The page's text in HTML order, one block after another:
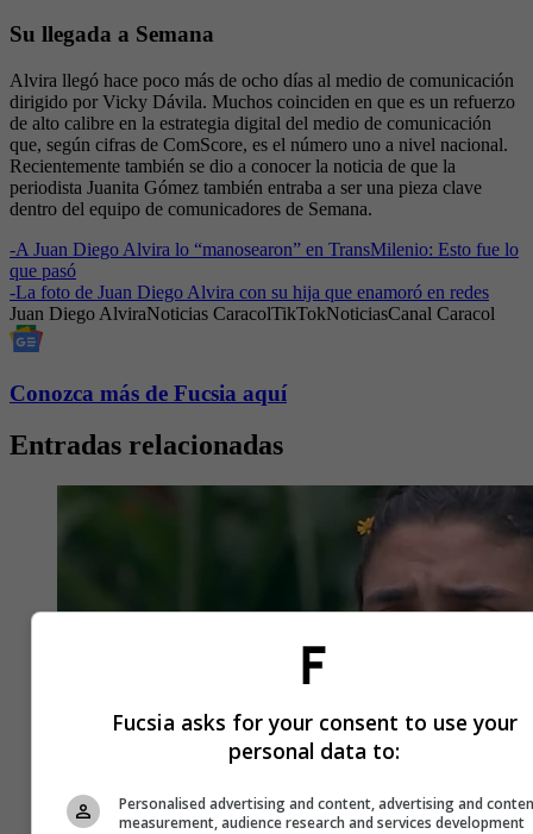
Su llegada a Semana
Alvira llegó hace poco más de ocho días al medio de comunicación
dirigido por Vicky Dávila. Muchos coinciden en que es un refuerzo
de alto calibre en la estrategia digital del medio de comunicación
que, según cifras de ComScore, es el número uno a nivel nacional.
Recientemente también se dio a conocer la noticia de que la
periodista Juanita Gómez también entraba a ser una pieza clave
dentro del equipo de comunicadores de Semana.
-A Juan Diego Alvira lo “manosearon” en TransMilenio: Esto fue lo
que pasó
-La foto de Juan Diego Alvira con su hija que enamoró en redes
Juan Diego AlviraNoticias CaracolTikTokNoticiasCanal Caracol
Conozca más de Fucsia aquí
Entradas relacionadas
Fucsia asks for your consent to use your
personal data to:
Personalised advertising and content, advertising and
measurement, audience research and services development